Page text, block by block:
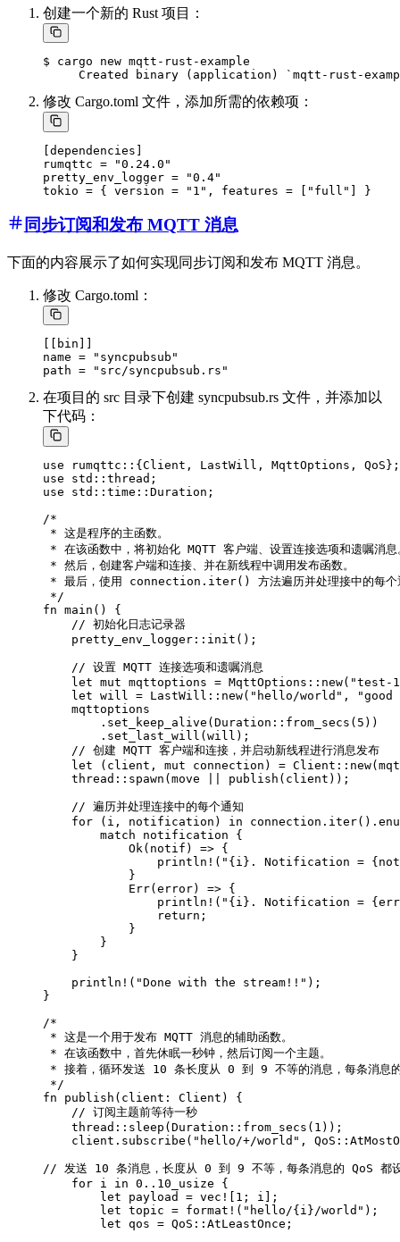
创建一个新的 Rust 项目：
$ cargo new mqtt-rust-example
修改 Cargo.toml 文件，添加所需的依赖项：
[dependencies]
rumqttc = "0.24.0"
pretty_env_logger = "0.4"
同步订阅和发布 MQTT 消息
下面的内容展示了如何实现同步订阅和发布 MQTT 消息。
修改 Cargo.toml：
[[bin]]
name = "syncpubsub"
在项目的 src 目录下创建 syncpubsub.rs 文件，并添加以
下代码：
use rumqttc::{Client, LastWill, MqttOptions, QoS};
use std::thread;
use std::time::Duration;
/*
* 这是程序的主函数。
* 在该函数中，将初始化 MQTT 客户端、设置连接选项和遗嘱消息
* 然后，创建客户端和连接、并在新线程中调用发布函数。
* 最后，使用 connection.iter() 方法遍历并处理接中的每个
*/
fn main() {
// 初始化日志记录器
pretty_env_logger::init();
// 设置 MQTT 连接选项和遗嘱消息
let mut mqttoptions = MqttOptions::new("test-
let will = LastWill::new("hello/world", "good
mqttoptions
.set_keep_alive(Duration::from_secs(5))
.set_last_will(will);
// 创建 MQTT 客户端和连接，并启动新线程进行消息发布
let (client, mut connection) =
thread::spawn(move || publish(client));
// 遍历并处理连接中的每个通知
for (i, notification) in
match notification {
Ok(notif) => {
println!("{i}. Notification =
}
Err(error) => {
println!("{i}. Notification =
return;
}
}
}
println!("Done with the stream!!");
}
/*
* 这是一个用于发布 MQTT 消息的辅助函数。
* 在该函数中，首先休眠一秒钟，然后订阅一个主题。
* 接着，循环发送 10 条长度从 0 到 9 不等的消息，每条消息
*/
fn publish(client: Client) {
// 订阅主题前等待一秒
thread::sleep(Duration::from_secs(1));
client.subscribe("hello/+/world",
// 发送 10 条消息，长度从 0 到 9 不等，每条消息的 QoS 都
for i in 0..10_usize {
let payload = vec![1; i];
let topic = format!("hello/{i}/world");
let qos = QoS::AtLeastOnce;